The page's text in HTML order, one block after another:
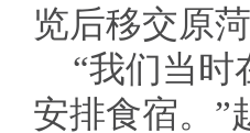
览后移交原
“我们当时
安排食宿。”